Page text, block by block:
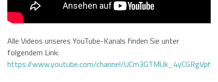
Alle Videos unseres YouTube-Kanals finden Sie unter
folgendem Link:
https://www.youtube.com/channel/